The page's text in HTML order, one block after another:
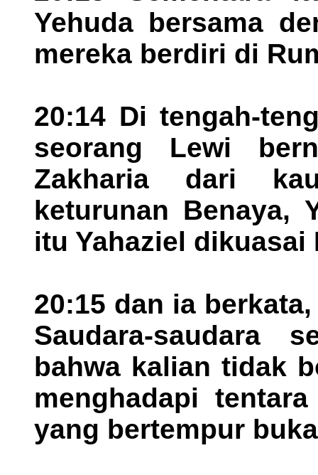
Yehuda bersama
mereka berdiri di
20:14 Di tengah-
seorang Lewi
Zakharia dari
keturunan Benaya,
itu Yahaziel dikuasai
20:15 dan ia
Saudara-saudara
bahwa kalian tidak
menghadapi
yang bertempur